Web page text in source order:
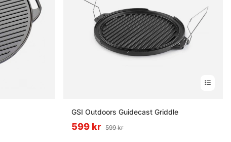
GSI Outdoors Guidecast Griddle
599 kr 599 kr